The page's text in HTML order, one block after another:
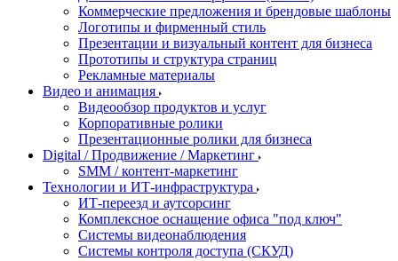
Коммерческие предложения и брендовые шаблоны
Логотипы и фирменный стиль
Презентации и визуальный контент для бизнеса
Прототипы и структура страниц
Рекламные материалы
Видео и анимация
Видеообзор продуктов и услуг
Корпоративные ролики
Презентационные ролики для бизнеса
Digital / Продвижение / Маркетинг
SMM / контент-маркетинг
Технологии и ИТ-инфраструктура
ИТ-переезд и аутсорсинг
Комплексное оснащение офиса "под ключ"
Системы видеонаблюдения
Системы контроля доступа (СКУД)